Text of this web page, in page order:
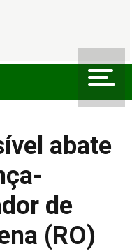
abate
de
(RO)